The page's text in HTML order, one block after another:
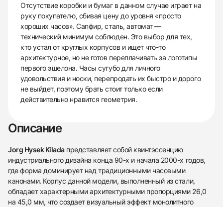
Отсутствие коробки и бумаг в данном случае играет на
руку покупателю, сбивая цену до уровня «просто
хороших часов». Сапфир, сталь, автомат —
технический минимум соблюден. Это выбор для тех,
кто устал от круглых корпусов и ищет что-то
архитектурное, но не готов переплачивать за логотипы
первого эшелона. Часы сугубо для личного
удовольствия и носки, перепродать их быстро и дорого
не выйдет, поэтому брать стоит только если
действительно нравится геометрия.
Описание
Jorg Hysek Kiladaпредставляет собой квинтэссенцию
индустриального дизайна конца 90-х и начала 2000-х годов,
где форма доминирует над традиционными часовыми
канонами. Корпус данной модели, выполненный из стали,
обладает характерными архитектурными пропорциями 26,0
на 45,0 мм, что создает визуальный эффект монолитного